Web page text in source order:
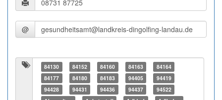
@
84130 84152 84160 84163
84164
84177
84180 84183 94405
94419
94428
94431 94436 94437
94522